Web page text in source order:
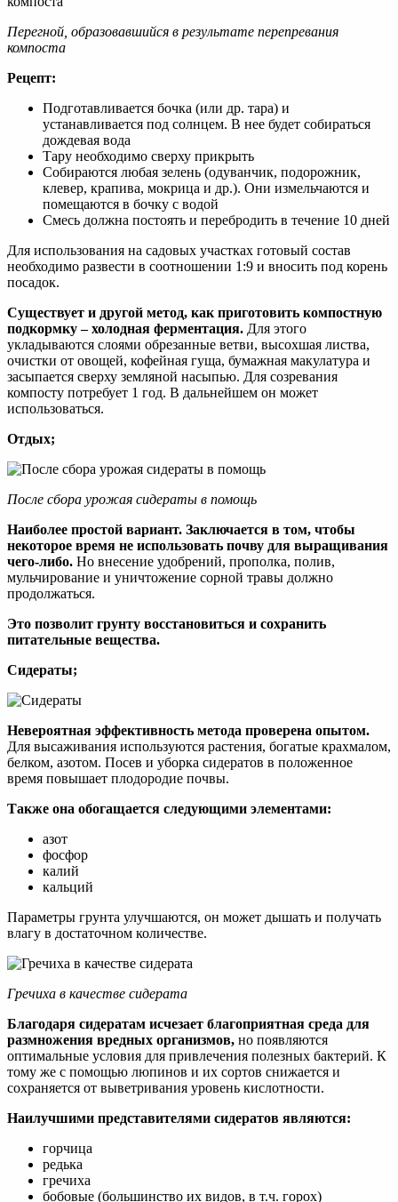
Перегной, образовавшийся в результате перепревания
компоста
Рецепт:
Подготавливается бочка (или др. тара) и
устанавливается под солнцем. В нее будет собираться
дождевая вода
Тару необходимо сверху прикрыть
Собираются любая зелень (одуванчик, подорожник,
клевер, крапива, мокрица и др.). Они измельчаются и
помещаются в бочку с водой
Смесь должна постоять и перебродить в течение 10 дней
Для использования на садовых участках готовый состав
необходимо развести в соотношении 1:9 и вносить под корень
посадок.
Существует и другой метод, как приготовить компостную
подкормку – холодная ферментация. Для этого
укладываются слоями обрезанные ветви, высохшая листва,
очистки от овощей, кофейная гуща, бумажная макулатура и
засыпается сверху земляной насыпью. Для созревания
компосту потребует 1 год. В дальнейшем он может
использоваться.
Отдых;
После сбора урожая сидераты в помощь
Наиболее простой вариант. Заключается в том, чтобы
некоторое время не использовать почву для выращивания
чего-либо. Но внесение удобрений, прополка, полив,
мульчирование и уничтожение сорной травы должно
продолжаться.
Это позволит грунту восстановиться и сохранить
питательные вещества.
Сидераты;
Невероятная эффективность метода проверена опытом.
Для высаживания используются растения, богатые крахмалом,
белком, азотом. Посев и уборка сидератов в положенное
время повышает плодородие почвы.
Также она обогащается следующими элементами:
азот
фосфор
калий
кальций
Параметры грунта улучшаются, он может дышать и получать
влагу в достаточном количестве.
Гречиха в качестве сидерата
Благодаря сидератам исчезает благоприятная среда для
размножения вредных организмов, но появляются
оптимальные условия для привлечения полезных бактерий. К
тому же с помощью люпинов и их сортов снижается и
сохраняется от выветривания уровень кислотности.
Наилучшими представителями сидератов являются:
горчица
редька
гречиха
бобовые (большинство их видов, в т.ч. горох)